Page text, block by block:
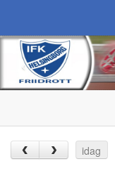
‹ › idag